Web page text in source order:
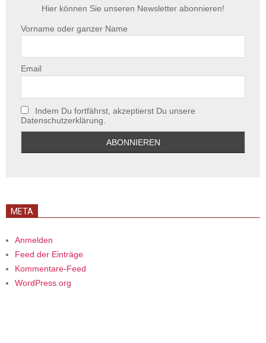
Hier können Sie unseren Newsletter abonnieren!
Vorname oder ganzer Name
Email
Indem Du fortfährst, akzeptierst Du unsere
Datenschutzerklärung.
META
Anmelden
Feed der Einträge
Kommentare-Feed
WordPress.org